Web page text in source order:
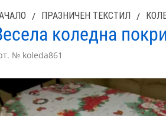
/ ПРАЗНИЧЕН ТЕКСТИЛ /
коледна
№ koleda861